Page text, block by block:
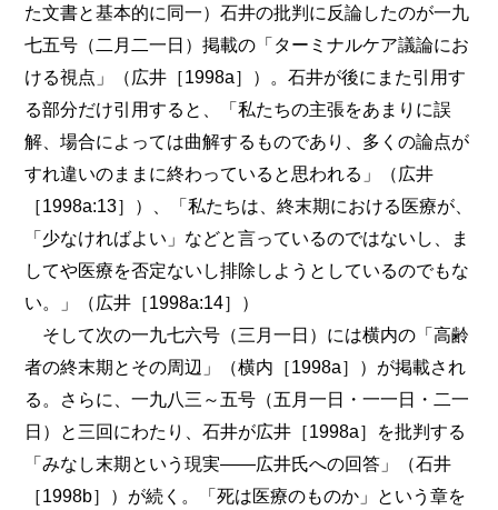
た文書と基本的に同一）石井の批判に反論したのが一九
七五号（二月二一日）掲載の「ターミナルケア議論にお
ける視点」（広井［1998a］）。石井が後にまた引用す
る部分だけ引用すると、「私たちの主張をあまりに誤
解、場合によっては曲解するものであり、多くの論点が
すれ違いのままに終わっていると思われる」（広井
［1998a:13］）、「私たちは、終末期における医療が、
「少なければよい」などと言っているのではないし、ま
してや医療を否定ないし排除しようとしているのでもな
い。」（広井［1998a:14］）
そして次の一九七六号（三月一日）には横内の「高齢
者の終末期とその周辺」（横内［1998a］）が掲載され
る。さらに、一九八三～五号（五月一日・一一日・二一
日）と三回にわたり、石井が広井［1998a］を批判する
「みなし末期という現実――広井氏への回答」（石井
［1998b］）が続く。「死は医療のものか」という章を